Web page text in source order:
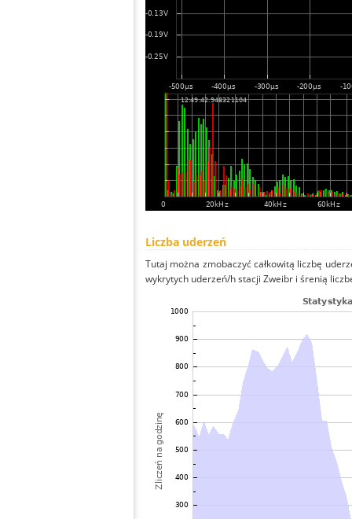
Liczba uderzeń
Tutaj można zmobaczyć całkowitą liczbę
wykrytych uderzeń/h stacji Zweibr i śrenią